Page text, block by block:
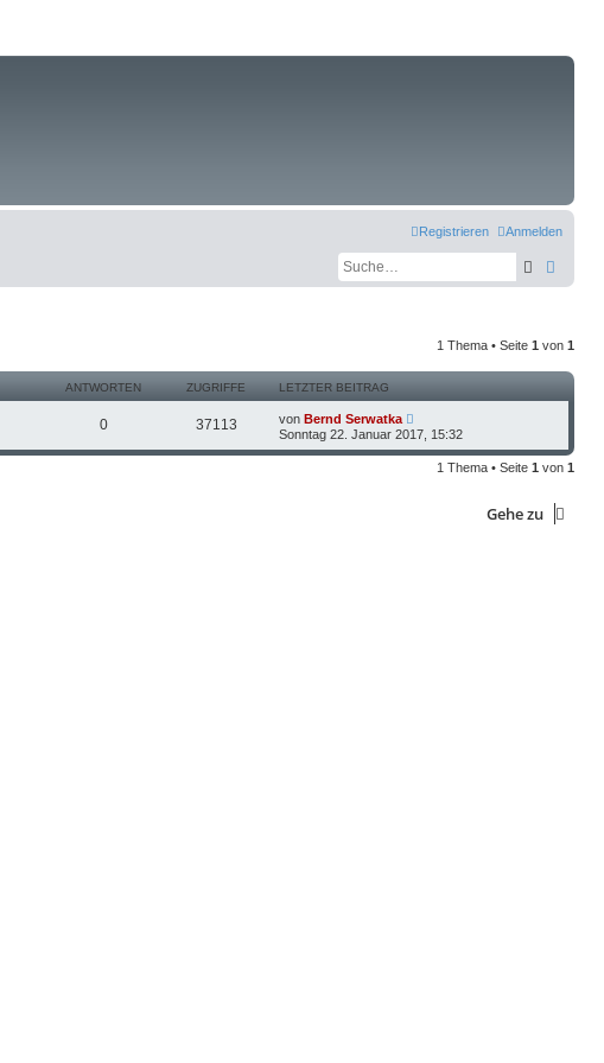
Anmelden
Registrieren
Suche
1 Thema • Seite 1 von 1
ANTWORTEN ZUGRIFFE LETZTER BEITRAG
0 37113 von Bernd Serwatka
Sonntag 22. Januar 2017, 15:32
1 Thema • Seite 1 von 1
Gehe zu